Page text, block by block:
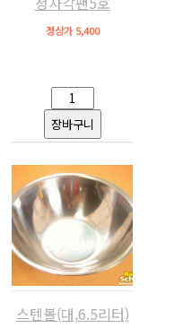
정상가 5,400
스텐볼(대,6.5리터)